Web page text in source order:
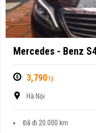
Mercedes - Benz
3,790tỷ
Hà Nội
Đã đi 20.000 km